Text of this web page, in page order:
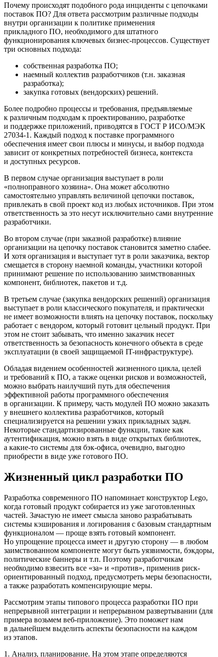
Почему происходят подобного рода инциденты с цепочками
поставок ПО? Для ответа рассмотрим различные подходы
внутри организации к политике применения
прикладного ПО, необходимого для штатного
функционирования ключевых бизнес-процессов. Существует
три основных подхода:
собственная разработка ПО;
наемный коллектив разработчиков (т.н. заказная
разработка);
закупка готовых (вендорских) решений.
Более подробно процессы и требования, предъявляемые
к различным подходам к проектированию, разработке
и поддержке приложений, приводятся в ГОСТ Р ИСО/МЭК
27034-1. Каждый подход к поставке программного
обеспечения имеет свои плюсы и минусы, и выбор подхода
зависит от конкретных потребностей бизнеса, контекста
и доступных ресурсов.
В первом случае организация выступает в роли
«полноправного хозяина». Она может абсолютно
самостоятельно управлять величиной цепочки поставок,
привлекать в свой проект код из любых источников. При этом
ответственность за это несут исключительно сами внутренние
разработчики.
Во втором случае (при заказной разработке) влияние
организации на цепочку поставок становится заметно слабее.
И хотя организация и выступает тут в роли заказчика, вектор
смещается в сторону наемной команды, участники которой
принимают решение по использованию заимствованных
компонент, библиотек, пакетов и т.д.
В третьем случае (закупка вендорских решений) организация
выступает в роли классического покупателя, и практически
не имеет возможности влиять на цепочку поставок, поскольку
работает с вендором, который готовит цельный продукт. При
этом не стоит забывать, что именно заказчик несет
ответственность за безопасность конечного объекта в среде
эксплуатации (в своей защищаемой IT-инфраструктуре).
Обладая видением особенностей жизненного цикла, целей
и требований к ПО, а также оценки рисков и возможностей,
можно выбрать наилучший путь для обеспечения
эффективной работы программного обеспечения
в организации. К примеру, часть модулей ПО можно заказать
у внешнего коллектива разработчиков, который
специализируется на решении узких прикладных задач.
Некоторые стандартизированные функции, такие как
аутентификация, можно взять в виде открытых библиотек,
а какие-то системы для бэк-офиса, очевидно, выгодно
приобрести в виде уже готового ПО.
Жизненный цикл разработки ПО
Разработка современного ПО напоминает конструктор Lego,
когда готовый продукт собирается из уже заготовленных
частей. Зачастую не имеет смысла заново разрабатывать
системы кэширования и логирования с базовым стандартным
функционалом — проще взять готовый компонент.
Но упрощение процесса имеет и другую сторону — в любом
заимствованном компоненте могут быть уязвимости, бэкдоры,
политические баннеры и т.п. Поэтому разработчикам
необходимо взвесить все «за» и «против», применив риск-
ориентированный подход, предусмотреть меры безопасности,
а также разработать компенсирующие меры.
Рассмотрим этапы типового процесса разработки ПО при
непрерывной интеграции и непрерывном развертывании (для
примера возьмем веб-приложение). Это поможет нам
в дальнейшем выделить аспекты безопасности на каждом
из этапов.
1. Анализ, планирование. На этом этапе определяются